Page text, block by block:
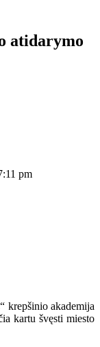
atidarymo
pm
krepšinio akademija
kartu švęsti miesto